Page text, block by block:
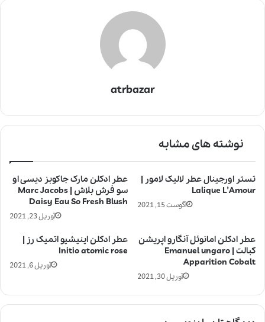
atrbazar
نوشته های مشابه
عطر ادکلن مارک جاکوبز دیسی او
سو فرش بلاش | Marc Jacobs
Daisy Eau So Fresh Blush
آوریل 23, 2021
تستر اورجینال عطر لالیک لامور |
Lalique L’Amour
آگوست 15, 2021
عطر ادکلن اینیشیو اتمیک رز |
Initio atomic rose
آوریل 6, 2021
عطر ادکلن امانوئل آنگارو اپریشن
کبالت | Emanuel ungaro
Apparition Cobalt
آوریل 30, 2021